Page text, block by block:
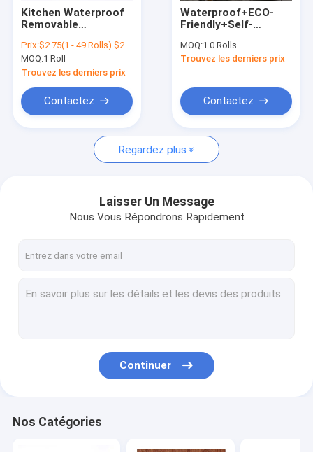
Kitchen Waterproof
Removable
Waterproof PVC Wall
Sticker Decoration
Wall Stickers Living
Borders
Prix:$2.75(1 - 49 Rolls) $2.32(50 - 999 Rolls) $1.93(1000 - 9999 Rolls) $1.76(>=10000 Rolls)
MOQ:1 Roll
Trouvez les derniers prix
Contactez
Waterproof+ECO-
Friendly+Self-
adhesive Interior
Ministry Decoration
MOQ:1.0 Rolls
Trouvez les derniers prix
Contactez
Regardez plus
Laisser Un Message
Nous Vous Répondrons Rapidement
Continuer
Nos Catégories